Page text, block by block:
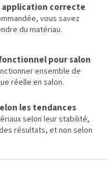
application correcte
vous savez
du matériau.
pour salon
ensemble de
réelle en salon.
les tendances
selon leur stabilité,
résultats, et non selon